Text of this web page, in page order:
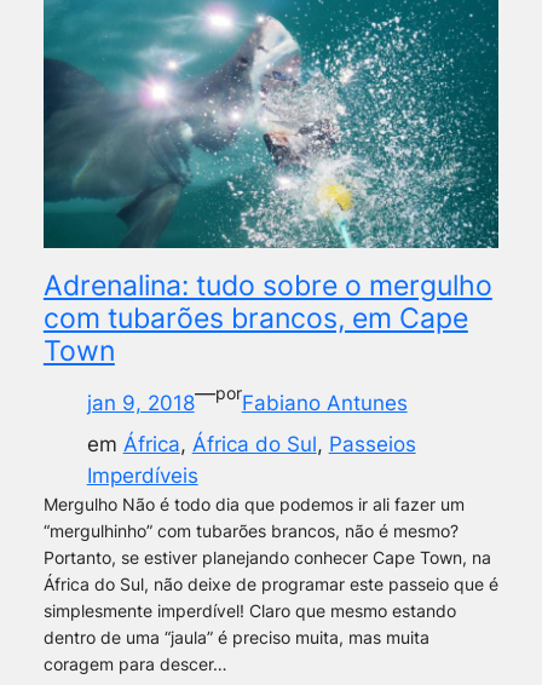
Adrenalina: tudo sobre o mergulho
com tubarões brancos, em Cape
Town
jan 9, 2018—porFabiano Antunes
em África, África do Sul, Passeios
Imperdíveis
Mergulho Não é todo dia que podemos ir ali fazer um
“mergulhinho” com tubarões brancos, não é mesmo?
Portanto, se estiver planejando conhecer Cape Town, na
África do Sul, não deixe de programar este passeio que é
simplesmente imperdível! Claro que mesmo estando
dentro de uma “jaula” é preciso muita, mas muita
coragem para descer…